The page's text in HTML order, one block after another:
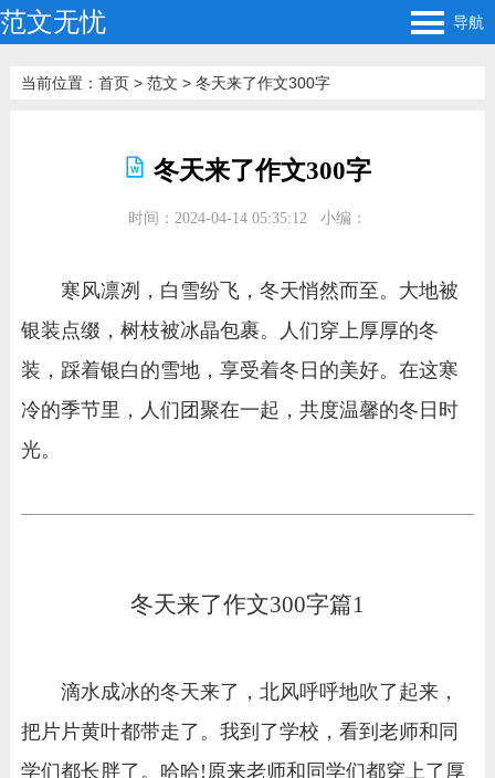
范文无忧 导航
当前位置： 首页> 范文 > 冬天来了作文300字
冬天来了作文300字
时间：2024-04-14 05:35:12 小编：
寒风凛冽，白雪纷飞，冬天悄然而至。大地被
银装点缀，树枝被冰晶包裹。人们穿上厚厚的冬
装，踩着银白的雪地，享受着冬日的美好。在这寒
冷的季节里，人们团聚在一起，共度温馨的冬日时
光。
冬天来了作文300字篇1
滴水成冰的冬天来了，北风呼呼地吹了起来，
把片片黄叶都带走了。我到了学校，看到老师和同
学们都长胖了。哈哈!原来老师和同学们都穿上了厚